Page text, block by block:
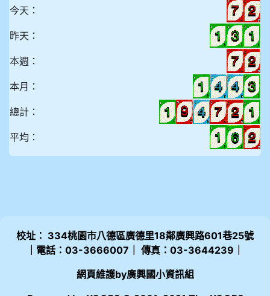
今天：
昨天：
本週：
本月：
總計：
平均：
校址： 334桃園市八德區廣德里18鄰廣興路601巷25號
｜電話：03-3666007｜ 傳真：03-3644239｜
網頁維護by廣興國小資訊組